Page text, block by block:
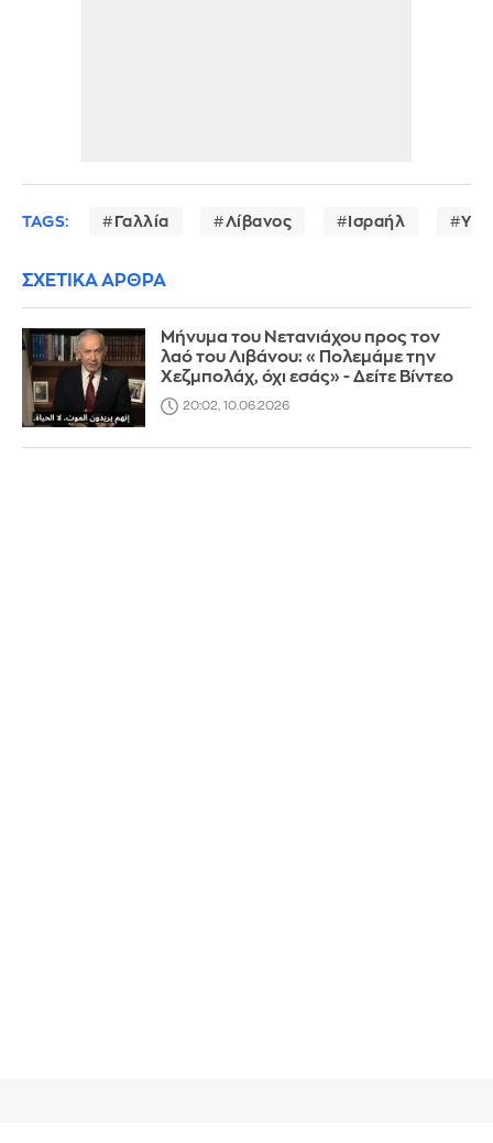
TAGS: Γαλλία Λίβανος Ισραήλ
ΣΧΕΤΙΚΑ ΑΡΘΡΑ
Μήνυμα του Νετανιάχου προς τον
λαό του Λιβάνου: «Πολεμάμε την
Χεζμπολάχ, όχι εσάς» - Δείτε Βίντεο
20:02, 10.06.2026